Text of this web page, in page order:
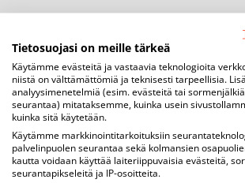
Tietosuojasi on meille tärkeä
Käytämme evästeitä ja vastaavia teknologioita
niistä on välttämättömiä ja teknisesti tarpeellisia.
analyysimenetelmiä (esim. evästeitä tai
seurantaa) mitataksemme, kuinka usein
kuinka sitä käytetään.
Käytämme markkinointitarkoituksiin
palvelinpuolen seurantaa sekä kolmansien
kautta voidaan käyttää laiteriippuvaisia evästeitä,
seurantapikseleitä ja IP-osoitteita.